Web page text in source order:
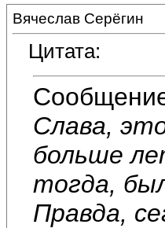
Вячеслав Серёгин
Цитата:
Слава,
больше
тогда,
Правда,